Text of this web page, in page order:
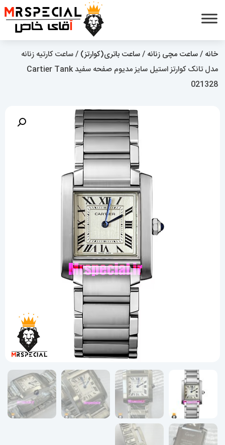
خانه /ساعت مچی زنانه /ساعت باتری(کوارتز) / ساعت کارتیه زنانه
مدل تانک کوارتز استیل سایز مدیوم صفحه سفید Cartier Tank
021328